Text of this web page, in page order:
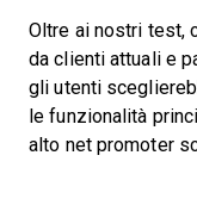
Oltre ai nostri test,
da clienti attuali e
gli utenti
le funzionalità
alto net promoter